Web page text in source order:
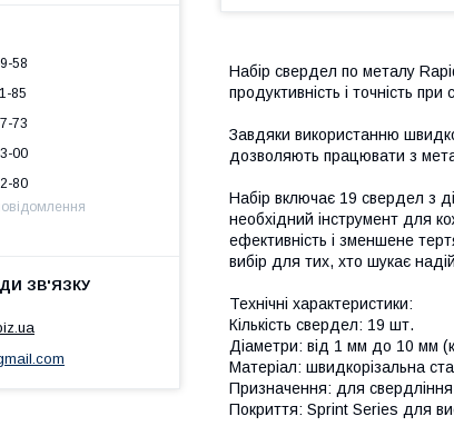
Набір свердел по металу
продуктивність і точність при
Завдяки використанню
дозволяють працювати з
Набір включає 19 свердел з
необхідний інструмент для
ефективність і зменшене
вибір для тих, хто шукає
Технічні характеристики:
Кількість свердел: 19 шт.
Діаметри: від 1 мм до 10 мм
Матеріал: швидкорізальна
Призначення: для свердління
Покриття: Sprint Series для
58
85
73
00
80